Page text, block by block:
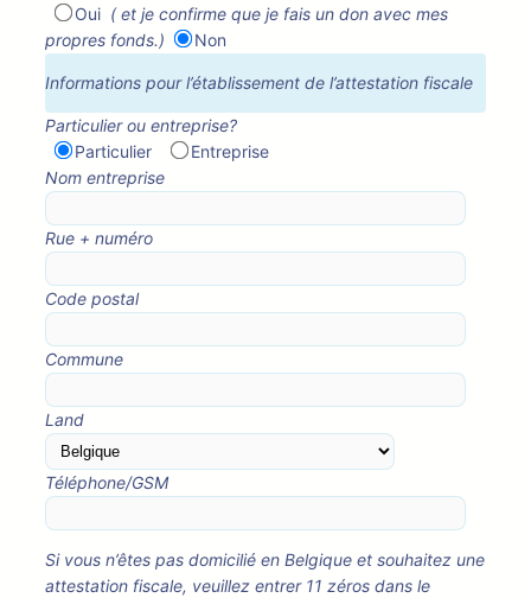
Oui ( et je confirme que je fais un don avec mes
propres fonds.)
Non
Informations pour l’établissement de l’attestation fiscale
Particulier ou entreprise?
Particulier
Entreprise
Nom entreprise
Rue + numéro
Code postal
Commune
Land
Téléphone/GSM
Si vous n’êtes pas domicilié en Belgique et souhaitez une
attestation fiscale, veuillez entrer 11 zéros dans le